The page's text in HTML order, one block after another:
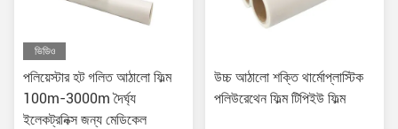
ভিডিও
পলিয়েস্টার হট গলিত আঠালো ফিল্ম
100m-3000m দৈর্ঘ্য
ইলেকট্রনিক্স জন্য মেডিকেল
উচ্চ আঠালো শক্তি থার্মোপ্লাস্টিক
পলিউরেথেন ফিল্ম টিপিইউ ফিল্ম